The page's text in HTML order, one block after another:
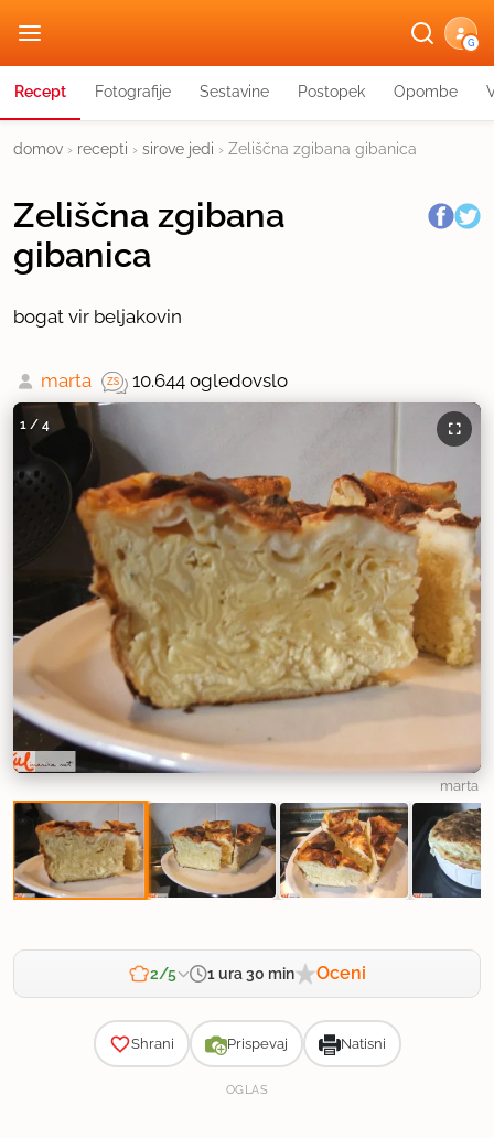
G
Recept Fotografije Sestavine Postopek Opombe
domov › recepti › sirove jedi › Zeliščna zgibana gibanica
Zeliščna zgibana
gibanica
bogat vir beljakovin
marta 10.644 ogledovslo
1 / 4
marta
2/5 1 ura 30 min Oceni
Shrani Prispevaj Natisni
OGLAS